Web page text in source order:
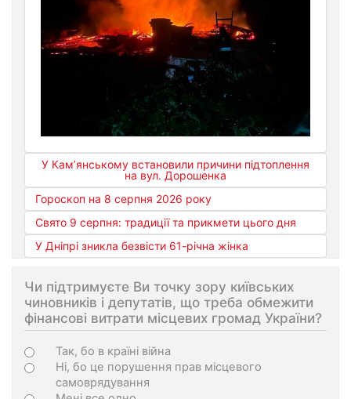
У Кам’янському встановили причини підтоплення
на вул. Дорошенка
Гороскоп на 8 серпня 2026 року
Свято 9 серпня: традиції та прикмети цього дня
У Дніпрі зникла безвісти 61-річна жінка
Чи підтримуєте Ви точку зору київських
чиновників і депутатів, що треба обмежити
фінансові витрати місцевих громад України?
Варіанти
Так, бо в країні війна
Ні, бо це порушення прав місцевого
самоврядування